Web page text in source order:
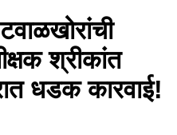
श्रीकांत
धडक कारवाई!